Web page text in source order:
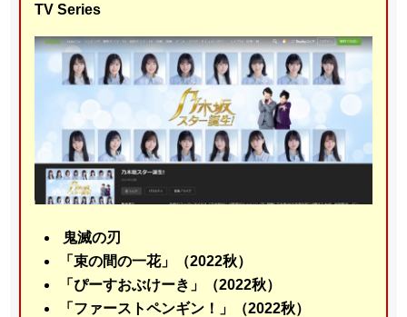
TV Series
鬼滅の刃
「束の間の一花」（2022秋）
「ぴーすおぶけーき」（2022秋）
「ファーストペンギン！」（2022秋）